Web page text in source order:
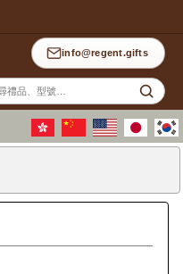
info@regent.gifts
站
內
搜
尋